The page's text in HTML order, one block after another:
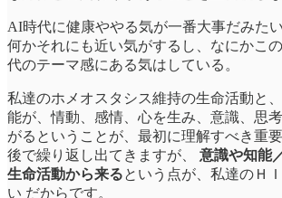
AI時代に健康ややる気が一番大事だみた
何かそれにも近い気がするし、なにかこ
代のテーマ感にある気はしている。
私達のホメオスタシス維持の生命活動と
能が、情動、感情、心を生み、意識、思
がるということが、最初に理解すべき重
後で繰り返し出てきますが、 意識や知能
生命活動から来るという点が、私達のＨ
い だからです。